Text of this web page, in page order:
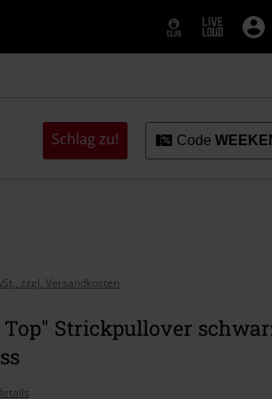
Schlag zu! Code
zzgl. Versandkosten
Strickpullover